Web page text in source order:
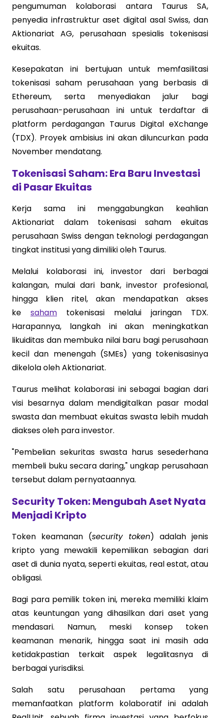
pengumuman kolaborasi antara Taurus SA,
penyedia infrastruktur aset digital asal Swiss, dan
Aktionariat AG, perusahaan spesialis tokenisasi
ekuitas.
Kesepakatan ini bertujuan untuk memfasilitasi
tokenisasi saham perusahaan yang berbasis di
Ethereum, serta menyediakan jalur bagi
perusahaan-perusahaan ini untuk terdaftar di
platform perdagangan Taurus Digital eXchange
(TDX). Proyek ambisius ini akan diluncurkan pada
November mendatang.
Tokenisasi Saham: Era Baru Investasi
di Pasar Ekuitas
Kerja sama ini menggabungkan keahlian
Aktionariat dalam tokenisasi saham ekuitas
perusahaan Swiss dengan teknologi perdagangan
tingkat institusi yang dimiliki oleh Taurus.
Melalui kolaborasi ini, investor dari berbagai
kalangan, mulai dari bank, investor profesional,
hingga klien ritel, akan mendapatkan akses
ke saham tokenisasi melalui jaringan TDX.
Harapannya, langkah ini akan meningkatkan
likuiditas dan membuka nilai baru bagi perusahaan
kecil dan menengah (SMEs) yang tokenisasinya
dikelola oleh Aktionariat.
Taurus melihat kolaborasi ini sebagai bagian dari
visi besarnya dalam mendigitalkan pasar modal
swasta dan membuat ekuitas swasta lebih mudah
diakses oleh para investor.
"Pembelian sekuritas swasta harus sesederhana
membeli buku secara daring," ungkap perusahaan
tersebut dalam pernyataannya.
Security Token: Mengubah Aset Nyata
Menjadi Kripto
Token keamanan (security token) adalah jenis
kripto yang mewakili kepemilikan sebagian dari
aset di dunia nyata, seperti ekuitas, real estat, atau
obligasi.
Bagi para pemilik token ini, mereka memiliki klaim
atas keuntungan yang dihasilkan dari aset yang
mendasari. Namun, meski konsep token
keamanan menarik, hingga saat ini masih ada
ketidakpastian terkait aspek legalitasnya di
berbagai yurisdiksi.
Salah satu perusahaan pertama yang
memanfaatkan platform kolaboratif ini adalah